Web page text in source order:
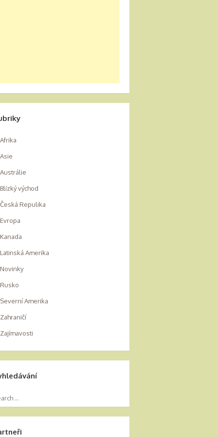
Afrika
Asie
Austrálie
Blízký východ
Česká Repulika
Evropa
Kanada
Latinská Amerika
Novinky
Rusko
Severní Amerika
Zahraničí
Zajímavosti